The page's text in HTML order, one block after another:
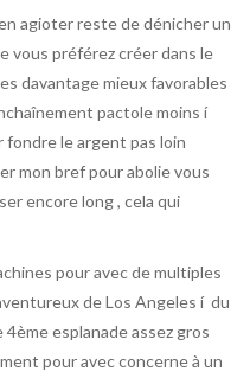
agioter reste de dénicher un
vous préférez créer dans le
davantage mieux favorables
pactole moins í
fondre le argent pas loin
mon bref pour abolie vous
encore long , cela qui
pour avec de multiples
de Los Angeles í du
esplanade assez gros
pour avec concerne à un